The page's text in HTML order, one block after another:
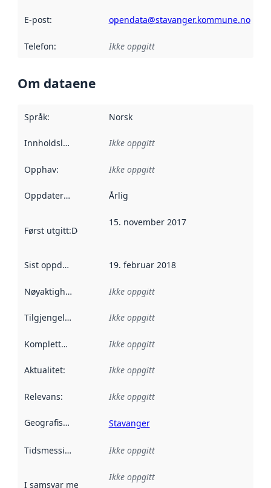
E-post: opendata@stavanger.kommune.no
Telefon: Ikke oppgitt
Om dataene
Språk: Norsk
Innholdsleverandører :
Ikke oppgitt
Opphav: Ikke oppgitt
Oppdateringsfrekvens :
Årlig
Først utgitt:Denne datoen sier når dataene i dette
15. november 2017
Sist oppdatert 19. februar 2018
Nøyaktighet Ikke oppgitt
Tilgjengelighet Ikke oppgitt
Kompletthet Ikke oppgitt
Aktualitet: Ikke oppgitt
Relevans: Ikke oppgitt
Geografisk avgrensning :
Stavanger
Tidsmessig avgrensning :
Ikke oppgitt
I samsvar med Referanse til en implementasjonsregel
Ikke oppgitt